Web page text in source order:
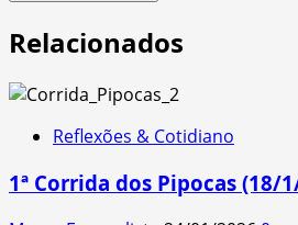
Relacionados
Reflexões & Cotidiano
1ª Corrida dos Pipocas (18/